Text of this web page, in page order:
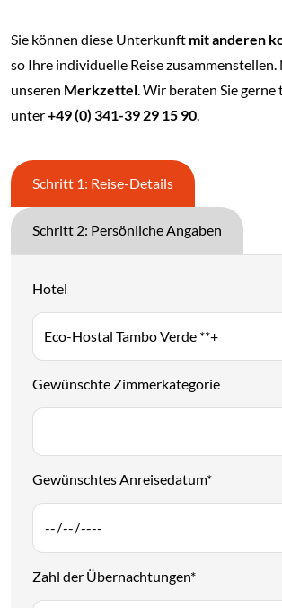
Sie können diese Unterkunft mit anderen
so Ihre individuelle Reise zusammenstellen.
unseren Merkzettel . Wir beraten Sie
unter+49 (0) 341-39 29 15 90
Schritt 1: Reise-Details
Schritt 2: Persönliche Angaben
Hotel
Gewünschte Zimmerkategorie
Gewünschtes Anreisedatum*
Zahl der Übernachtungen*